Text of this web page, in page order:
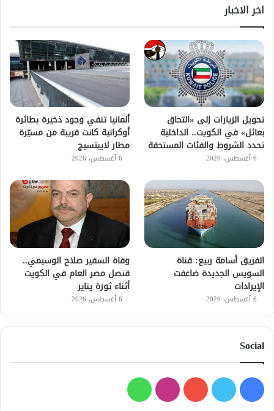
اخر الاخبار
تحويل الزيارات إلى «التحاق
بعائل» في الكويت.. الداخلية
تحدد الشروط والفئات المستحقة
6 أغسطس، 2026
ألمانيا تنفي وجود ذخيرة بطائرة
أوكرانية كانت قريبة من مسيّرة
مطار لايبتسيج
6 أغسطس، 2026
الفريق أسامة ربيع: قناة
السويس الجديدة ضاعفت
الإيرادات
6 أغسطس، 2026
وفاة السفير صلاح الوسيمي..
قنصل مصر العام في الكويت
أثناء ثورة يناير
6 أغسطس، 2026
Social
فيسبوك
تويتر يوتيوبانستقرامواتساب